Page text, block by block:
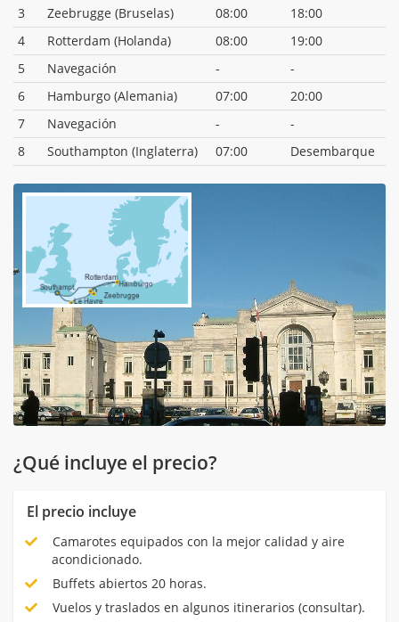
3 Zeebrugge (Bruselas) 08:00
18:00
4
Rotterdam (Holanda) 08:00
19:00
5
Navegación -
-
6
Hamburgo (Alemania) 07:00
20:00
7
Navegación -
-
8
Southampton (Inglaterra) 07:00 Desembarque
¿Qué incluye el precio?
El precio incluye
Camarotes equipados con la mejor calidad y aire
acondicionado.
Buffets abiertos 20 horas.
Vuelos y traslados en algunos itinerarios (consultar).